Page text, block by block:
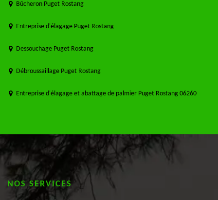
Bûcheron Puget Rostang
Entreprise d'élagage Puget Rostang
Dessouchage Puget Rostang
Débroussaillage Puget Rostang
Entreprise d'élagage et abattage de palmier Puget Rostang 06260
NOS SERVICES